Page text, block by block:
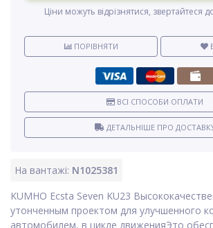
На вантажі: N1025381
KUMHO Ecsta Seven KU23
утонченным проектом для улучшенного
автомобилем, в цикле движенияЭто
Ціни можуть відрізнятися, звертайтеся
ПОРІВНЯТИ
ВСІ СПОСОБИ ОПЛАТИ
ДЕТАЛЬНІШЕ ПРО